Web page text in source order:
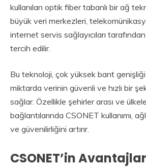
kullanılan optik fiber tabanlı bir ağ
büyük veri merkezleri,
internet servis sağlayıcıları
tercih edilir.
Bu teknoloji, çok yüksek bant
miktarda verinin güvenli ve hızlı bir
sağlar. Özellikle şehirler arası ve
bağlantılarında CSONET kullanımı,
ve güvenilirliğini artırır.
CSONET’in